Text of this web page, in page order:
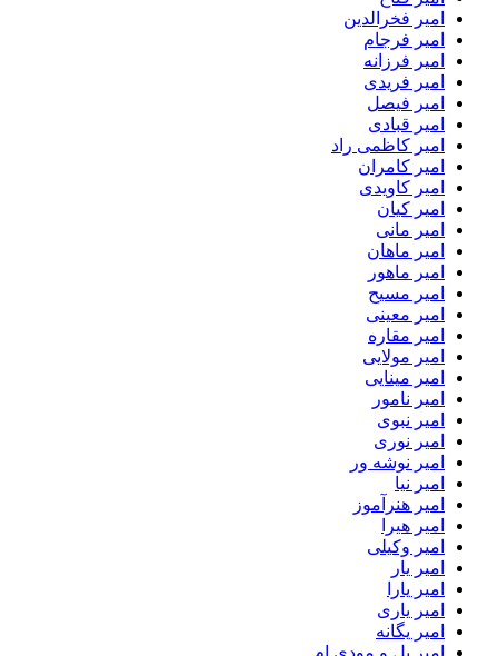
امیر فخرالدین
امیر فرجام
امیر فرزانه
امیر فریدی
امیر فیصل
امیر قبادی
امیر کاظمی راد
امیر کامران
امیر کاویدی
امیر کیان
امیر مانی
امیر ماهان
امیر ماهور
امیر مسیح
امیر معینی
امیر مقاره
امیر مولایی
امیر مینایی
امیر نامور
امیر نبوی
امیر نوری
امیر نوشه ور
امیر نیا
امیر هنرآموز
امیر هیرا
امیر وکیلی
امیر یار
امیر یارا
امیر یاری
امیر یگانه